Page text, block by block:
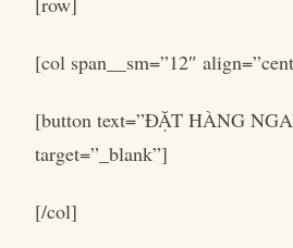
[col span__sm=”12″
[button text=”ĐẶT HÀNG
target=”_blank”]
[/col]